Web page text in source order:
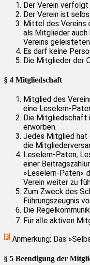
Der Verein
Der Verein ist
Mittel des Vereins
als Mitglieder auch
Vereins
Es darf keine
Die Mitglieder der
§ 4 Mitgliedschaft
Mitglied des
eine Leselern-
Die Mitgliedschaft
erworben.
Jedes Mitglied hat
die
Leselern-Paten,
einer
»Leselern-Paten«
Verein weiter zu
Zum Zweck des
Führungszeugnis
Die
Für alle aktiven
[3] Anmerkung: Das
§ 5 Beendigung der